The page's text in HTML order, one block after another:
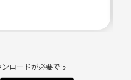
ロードが必要です